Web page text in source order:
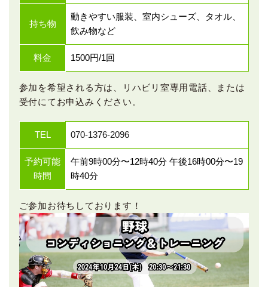
持ち物
動きやすい服装、室内シューズ、タオル、
飲み物など
料金 1500円/1回
参加を希望される方は、リハビリ室専用電話、または
受付にてお申込みください。
TEL 070-1376-2096
予約可能
時間
午前9時00分〜12時40分 午後16時00分〜19
時40分
ご参加お待ちしております！